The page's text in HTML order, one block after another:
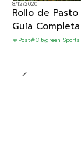
8/12/2020
Rollo de
Guía
Post Citygreen